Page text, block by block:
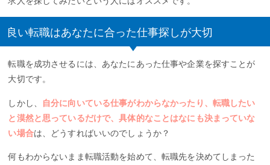
良い転職はあなたに合った仕事探しが大切
転職を成功させるには、あなたにあった仕事や企業を探すことが
大切です。
しかし、
自分に向いている仕事がわからなかったり、転職したい
と漠然と思っているだけで、具体的なことはなにも決まっていな
い場合は、どうすればいいのでしょうか？
何もわからないまま転職活動を始めて、転職先を決めてしまった